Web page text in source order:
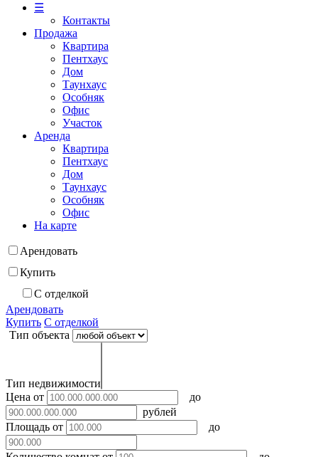
☰
Контакты
Продажа
Квартира
Пентхаус
Дом
Таунхаус
Особняк
Офис
Участок
Аренда
Квартира
Пентхаус
Дом
Таунхаус
Особняк
Офис
На карте
Арендовать
Купить
С отделкой
Арендовать
Купить С отделкой
Тип объекта
Тип недвижимости
Цена от
до
рублей
Площадь от до